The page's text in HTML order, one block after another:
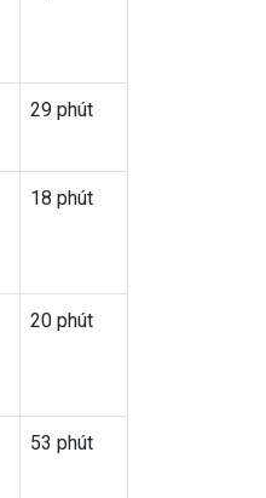
29 phút
18 phút
20 phút
53 phút